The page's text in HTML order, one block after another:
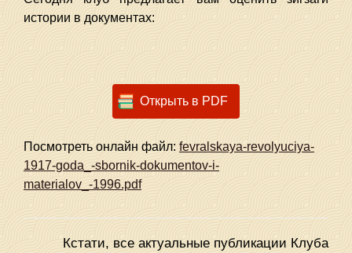
истории в документах:
Открыть в PDF
Посмотреть онлайн файл: fevralskaya-revolyuciya-
1917-goda_-sbornik-dokumentov-i-
materialov_-1996.pdf
Кстати, все актуальные публикации Клуба